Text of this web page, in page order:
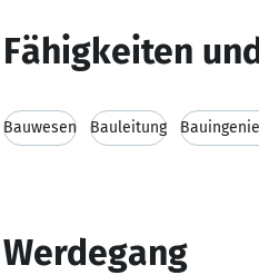
Fähigkeiten
Bauwesen Bauleitung
Werdegang